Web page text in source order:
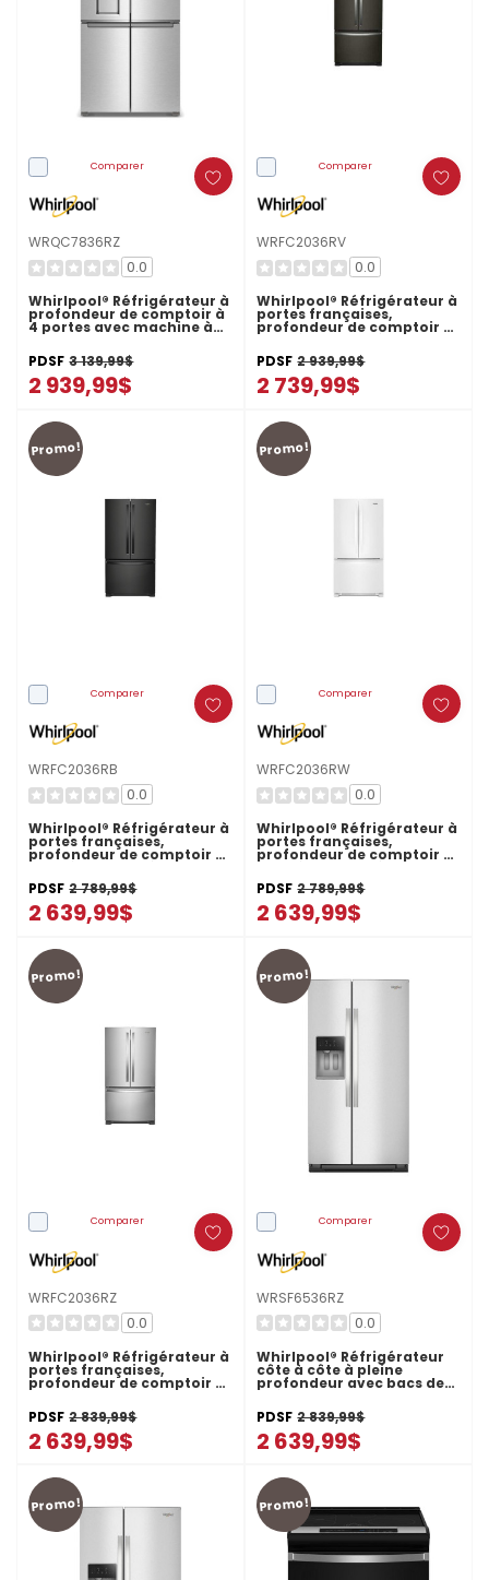
Comparer
WRQC7836RZ
0.0
Whirlpool® Réfrigérateur à
profondeur de comptoir à
4 portes avec machine à
glaçons dans la porte de
36 po WRQC7836RZ
PDSF 3 139,99$
2 939,99$
Comparer
WRFC2036RV
0.0
Whirlpool® Réfrigérateur à
portes françaises,
profondeur de comptoir et
congélateur inférieur -
36po - 20picu WRFC2036RV
PDSF 2 939,99$
2 739,99$
Promo!
Comparer
WRFC2036RB
0.0
Whirlpool® Réfrigérateur à
portes françaises,
profondeur de comptoir et
congélateur inférieur -
36po - 20picu WRFC2036RB
PDSF 2 789,99$
2 639,99$
Promo!
Comparer
WRFC2036RW
0.0
Whirlpool® Réfrigérateur à
portes françaises,
profondeur de comptoir et
congélateur inférieur -
36po - 20picu
WRFC2036RW
PDSF 2 789,99$
2 639,99$
Promo!
Comparer
WRFC2036RZ
0.0
Whirlpool® Réfrigérateur à
portes françaises,
profondeur de comptoir et
congélateur inférieur -
36po - 20picu WRFC2036RZ
PDSF 2 839,99$
2 639,99$
Promo!
Comparer
WRSF6536RZ
0.0
Whirlpool® Réfrigérateur
côte à côte à pleine
profondeur avec bacs de
préparation et de
rangement - 36 pi cu
WRSF6536RZ
PDSF 2 839,99$
2 639,99$
Promo! Promo!